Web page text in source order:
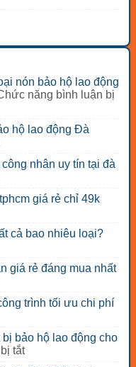
nón bảo hộ lao động
năng bình luận bị
hộ lao động Đà
cấp
phục
và
nhân uy tín tại đà
chỉ
giá rẻ chỉ 49k
cả bao nhiêu loại?
giá rẻ đáng mua nhất
trình tối ưu chi phí
bảo hộ lao động cho
tắtở